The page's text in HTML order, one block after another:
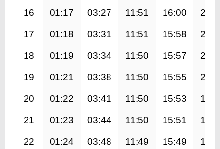
16 01:17 03:27 11:51 16:00
17 01:18 03:31 11:51 15:58
18 01:19 03:34 11:50 15:57
19 01:21 03:38 11:50 15:55
20 01:22 03:41 11:50 15:53
21 01:23 03:44 11:50 15:51
22 01:24 03:48 11:49 15:49